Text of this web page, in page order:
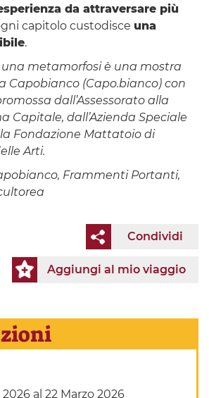
da attraversare più
capitolo custodisce una
.
metamorfosi è una mostra
Capobianco (Capo.bianco) con
dall’Assessorato alla
Capitale, dall’Azienda Speciale
Fondazione Mattatoio di
Arti.
Frammenti Portanti,
Condividi
Aggiungi al mio viaggio
2026 al 22 Marzo 2026